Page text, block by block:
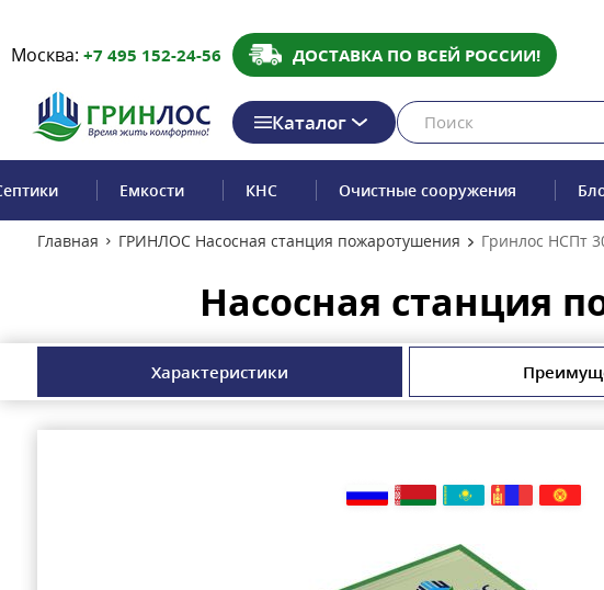
Москва: +7 495 152-24-56 ДОСТАВКА ПО ВСЕЙ РОССИИ!
Каталог
Емкости КНС Очистные сооружения
Главная ГРИНЛОС Насосная станция пожаротушения Гринлос НСПт
Насосная станция
Характеристики